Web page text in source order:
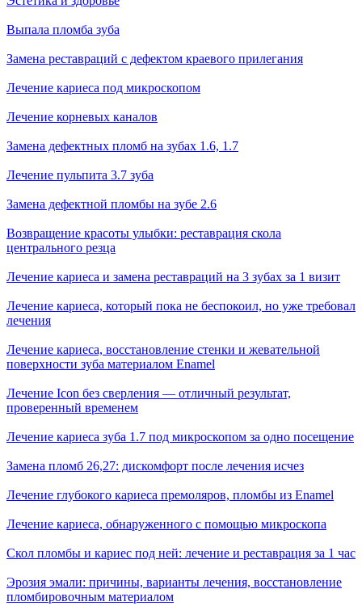
Выпала пломба зуба
Замена реставраций с дефектом краевого прилегания
Лечение кариеса под микроскопом
Лечение корневых каналов
Замена дефектных пломб на зубах 1.6, 1.7
Лечение пульпита 3.7 зуба
Замена дефектной пломбы на зубе 2.6
Возвращение красоты улыбки: реставрация скола
центрального резца
Лечение кариеса и замена реставраций на 3 зубах за 1 визит
Лечение кариеса, который пока не беспокоил, но уже требовал
лечения
Лечение кариеса, восстановление стенки и жевательной
поверхности зуба материалом Enamel
Лечение Icon без сверления — отличный результат,
проверенный временем
Лечение кариеса зуба 1.7 под микроскопом за одно посещение
Замена пломб 26,27: дискомфорт после лечения исчез
Лечение глубокого кариеса премоляров, пломбы из Enamel
Лечение кариеса, обнаруженного с помощью микроскопа
Скол пломбы и кариес под ней: лечение и реставрация за 1 час
Эрозия эмали: причины, варианты лечения, восстановление
пломбировочным материалом